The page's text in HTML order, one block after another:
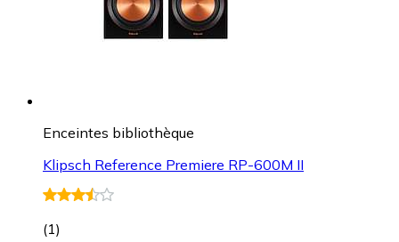
Enceintes bibliothèque
Klipsch Reference Premiere RP-600M II
(1)